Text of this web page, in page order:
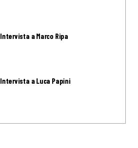
Intervista a Marco Ripa
Intervista a Luca Papini